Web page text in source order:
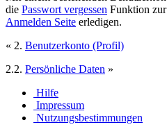
die Passwort vergessen Funktion
Anmelden Seite erledigen.
« 2. Benutzerkonto (Profil)
2.2. Persönliche Daten »
Hilfe
Impressum
Nutzungsbestimmungen